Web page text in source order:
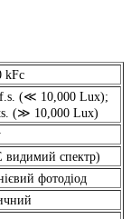
kFc
(≪ 10,000 Lux);
(≫ 10,000 Lux)
видимий спектр)
фотодіод